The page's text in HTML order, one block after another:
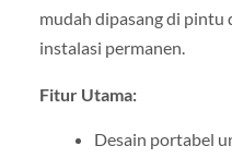
mudah dipasang di pintu
instalasi permanen.
Fitur Utama:
Desain portabel